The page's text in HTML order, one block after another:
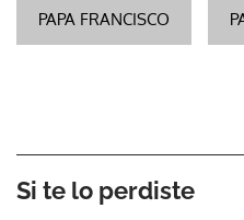
PAPA FRANCISCO
Si te lo perdiste